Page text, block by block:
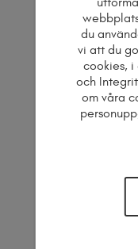
1500 kronor per
användningsrätt
hur ni vill, men
att jag kan
på bilden och att
du
vi att du
cookies,
och
om våra